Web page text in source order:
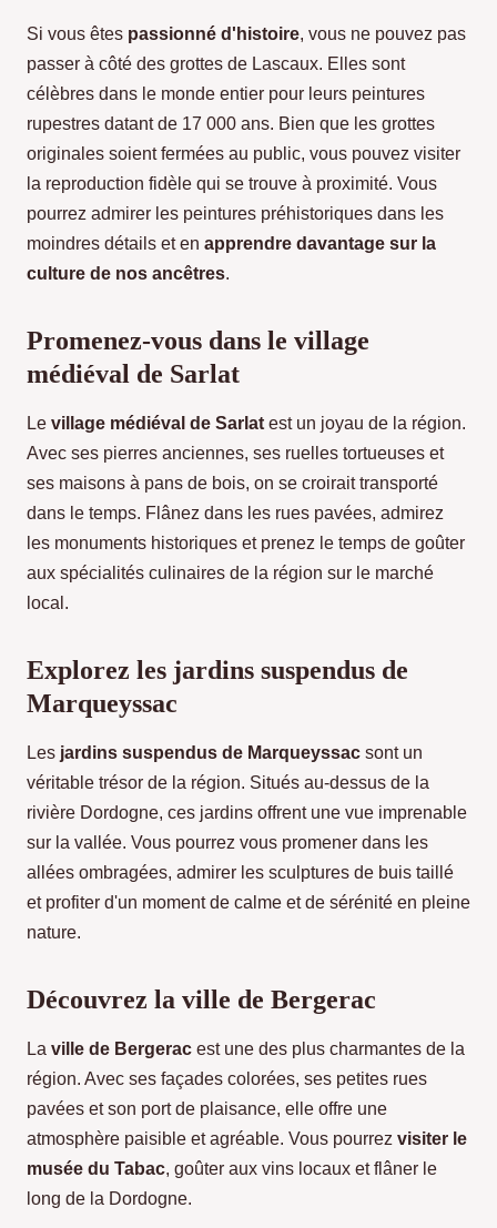
Si vous êtes passionné d'histoire, vous ne pouvez pas
passer à côté des grottes de Lascaux. Elles sont
célèbres dans le monde entier pour leurs peintures
rupestres datant de 17 000 ans. Bien que les grottes
originales soient fermées au public, vous pouvez visiter
la reproduction fidèle qui se trouve à proximité. Vous
pourrez admirer les peintures préhistoriques dans les
moindres détails et en apprendre davantage sur la
culture de nos ancêtres.
Promenez-vous dans le village
médiéval de Sarlat
Le village médiéval de Sarlat est un joyau de la région.
Avec ses pierres anciennes, ses ruelles tortueuses et
ses maisons à pans de bois, on se croirait transporté
dans le temps. Flânez dans les rues pavées, admirez
les monuments historiques et prenez le temps de goûter
aux spécialités culinaires de la région sur le marché
local.
Explorez les jardins suspendus de
Marqueyssac
Les jardins suspendus de Marqueyssac sont un
véritable trésor de la région. Situés au-dessus de la
rivière Dordogne, ces jardins offrent une vue imprenable
sur la vallée. Vous pourrez vous promener dans les
allées ombragées, admirer les sculptures de buis taillé
et profiter d'un moment de calme et de sérénité en pleine
nature.
Découvrez la ville de Bergerac
La ville de Bergerac est une des plus charmantes de la
région. Avec ses façades colorées, ses petites rues
pavées et son port de plaisance, elle offre une
atmosphère paisible et agréable. Vous pourrez visiter le
musée du Tabac, goûter aux vins locaux et flâner le
long de la Dordogne.